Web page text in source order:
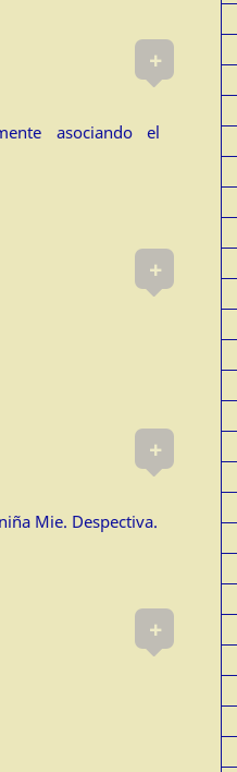
+
asociando el
+
+
Mie. Despectiva.
+